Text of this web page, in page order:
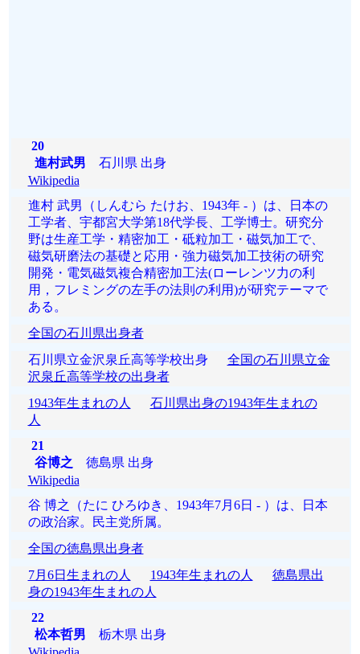
20
進村武男 石川県 出身
Wikipedia
進村 武男（しんむら たけお、1943年 - ）は、日本の
工学者、宇都宮大学第18代学長、工学博士。研究分
野は生産工学・精密加工・砥粒加工・磁気加工で、
磁気研磨法の基礎と応用・強力磁気加工技術の研究
開発・電気磁気複合精密加工法(ローレンツ力の利
用，フレミングの左手の法則の利用)が研究テーマで
ある。
全国の石川県出身者
石川県立金沢泉丘高等学校出身 全国の石川県立金
沢泉丘高等学校の出身者
1943年生まれの人
石川県出身の1943年生まれの
人
21
谷博之 徳島県 出身
Wikipedia
谷 博之（たに ひろゆき、1943年7月6日 ‐ ）は、日本
の政治家。民主党所属。
全国の徳島県出身者
7月6日生まれの人
1943年生まれの人
徳島県出
身の1943年生まれの人
22
松本哲男 栃木県 出身